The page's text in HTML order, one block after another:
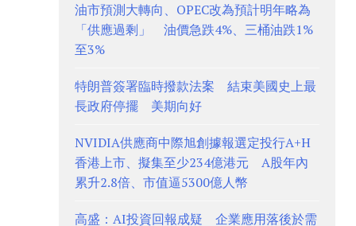
油市預測大轉向、OPEC改為預計明年略為
「供應過剩」 油價急跌4%、三桶油跌1%
至3%
特朗普簽署臨時撥款法案 結束美國史上最
長政府停擺 美期向好
NVIDIA供應商中際旭創據報選定投行A+H
香港上市、擬集至少234億港元 A股年內
累升2.8倍、市值逼5300億人幣
高盛：AI投資回報成疑 企業應用落後於需